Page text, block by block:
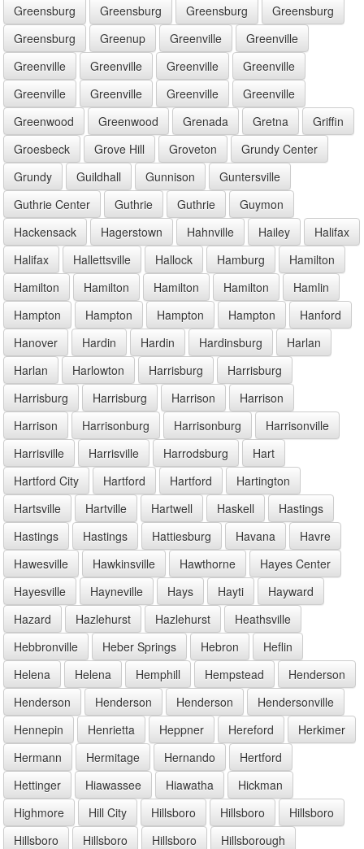
Greensburg
Greensburg Greensburg
Greensburg
Greensburg
Greenup Greenville
Greenville
Greenville
Greenville Greenville
Greenville
Greenville
Greenville Greenville
Greenville
Greenwood
Greenwood Grenada Gretna
Griffin
Groesbeck
Grove Hill Groveton
Grundy Center
Grundy
Guildhall Gunnison
Guntersville
Guthrie Center
Guthrie Guthrie
Guymon
Hackensack
Hagerstown Hahnville Hailey
Halifax
Halifax
Hallettsville Hallock Hamburg
Hamilton
Hamilton
Hamilton Hamilton Hamilton
Hamlin
Hampton
Hampton Hampton Hampton
Hanford
Hanover
Hardin Hardin Hardinsburg
Harlan
Harlan
Harlowton Harrisburg
Harrisburg
Harrisburg
Harrisburg Harrison
Harrison
Harrison
Harrisonburg Harrisonburg
Harrisonville
Harrisville
Harrisville Harrodsburg
Hart
Hartford City
Hartford Hartford
Hartington
Hartsville
Hartville Hartwell Haskell
Hastings
Hastings
Hastings Hattiesburg Havana
Havre
Hawesville
Hawkinsville Hawthorne
Hayes Center
Hayesville
Hayneville Hays Hayti
Hayward
Hazard
Hazlehurst Hazlehurst
Heathsville
Hebbronville
Heber Springs Hebron
Heflin
Helena
Helena Hemphill Hempstead
Henderson
Henderson
Henderson Henderson
Hendersonville
Hennepin
Henrietta Heppner Hereford
Herkimer
Hermann
Hermitage Hernando
Hertford
Hettinger
Hiawassee Hiawatha
Hickman
Highmore
Hill City Hillsboro Hillsboro
Hillsboro
Hillsboro
Hillsboro Hillsboro
Hillsborough